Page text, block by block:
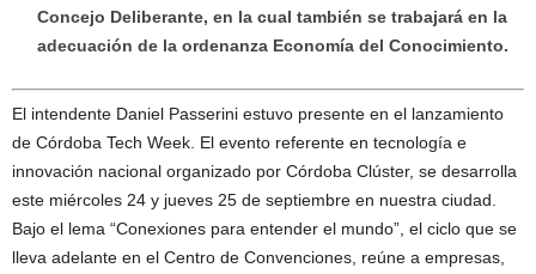
Concejo Deliberante, en la cual también se trabajará en la
adecuación de la ordenanza Economía del Conocimiento.
El intendente Daniel Passerini estuvo presente en el lanzamiento
de Córdoba Tech Week. El evento referente en tecnología e
innovación nacional organizado por Córdoba Clúster, se desarrolla
este miércoles 24 y jueves 25 de septiembre en nuestra ciudad.
Bajo el lema “Conexiones para entender el mundo”, el ciclo que se
lleva adelante en el Centro de Convenciones, reúne a empresas,